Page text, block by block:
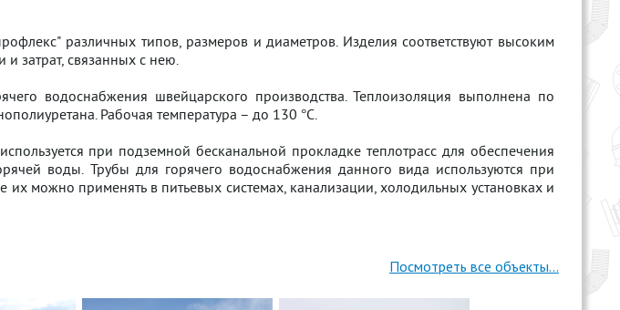
различных типов, размеров и диаметров. Изделия соответствуют высоким
и затрат, связанных с нею.
водоснабжения швейцарского производства. Теплоизоляция выполнена по
Рабочая температура – до 130 °С.
при подземной бесканальной прокладке теплотрасс для обеспечения
воды. Трубы для горячего водоснабжения данного вида используются при
можно применять в питьевых системах, канализации, холодильных установках и
Посмотреть все объекты...